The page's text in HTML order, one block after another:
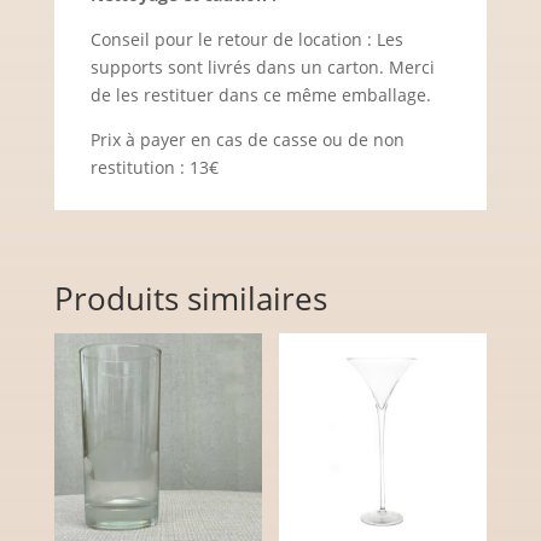
Conseil pour le retour de location : Les
supports sont livrés dans un carton. Merci
de les restituer dans ce même emballage.
Prix à payer en cas de casse ou de non
restitution : 13€
Produits similaires